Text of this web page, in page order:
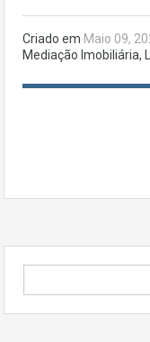
Criado em Maio 09,
Mediação Imobiliária,